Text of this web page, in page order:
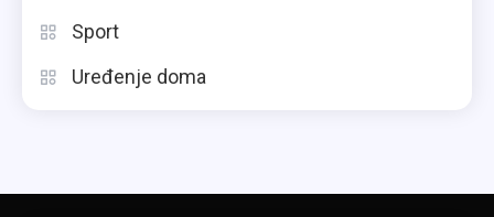
Sport
Uređenje doma